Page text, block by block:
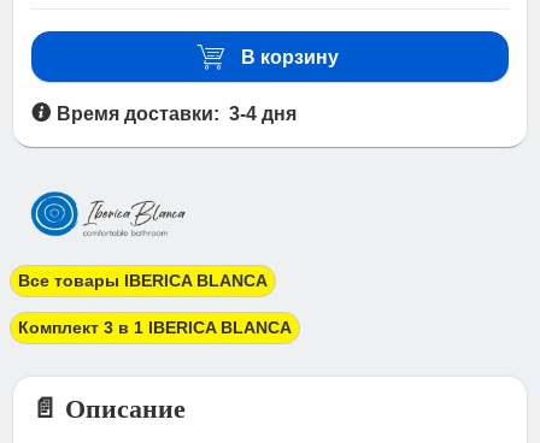
В корзину
Время доставки: 3-4 дня
Все товары IBERICA BLANCA
Комплект 3 в 1 IBERICA BLANCA
📄 Описание